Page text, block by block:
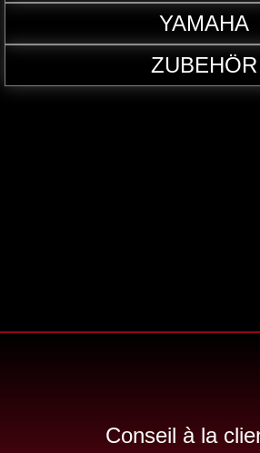
YAMAHA
ZUBEHÖR
Conseil à la